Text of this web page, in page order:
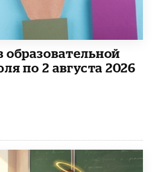
по 2 августа 2026